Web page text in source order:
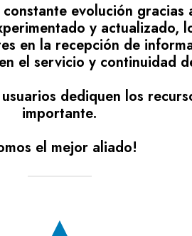
evolución gracias
y actualizado,
en la recepción de
el servicio y continuidad
dediquen los
importante.
el mejor aliado!